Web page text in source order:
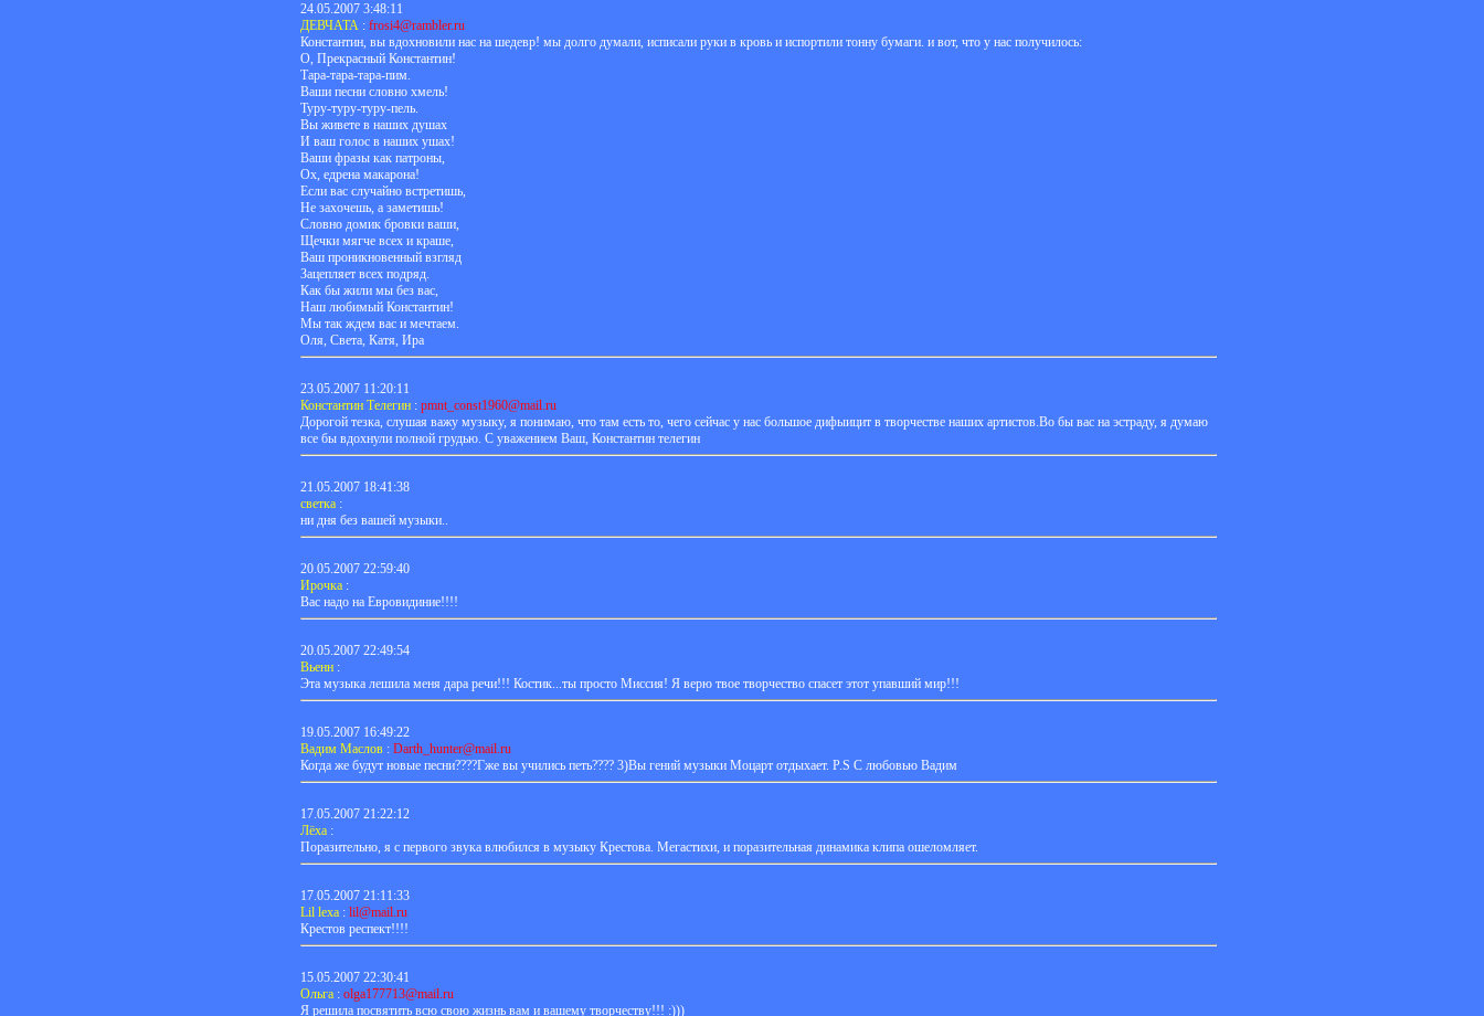
24.05.2007 3:48:11
ДЕВЧАТА : frosi4@rambler.ru
Константин, вы вдохновили нас на шедевр! мы долго думали, исписали руки в кровь и испортили тонну бумаги. и вот, что у нас получилось:
О, Прекрасный Константин!
Тара-тара-тара-пим.
Ваши песни словно хмель!
Туру-туру-туру-пель.
Вы живете в наших душах
И ваш голос в наших ушах!
Ваши фразы как патроны,
Ох, едрена макарона!
Если вас случайно встретишь,
Не захочешь, а заметишь!
Словно домик бровки ваши,
Щечки мягче всех и краше,
Ваш проникновенный взгляд
Зацепляет всех подряд.
Как бы жили мы без вас,
Наш любимый Константин!
Мы так ждем вас и мечтаем.
Оля, Света, Катя, Ира
23.05.2007 11:20:11
Константин Телегин : pmnt_const1960@mail.ru
Дорогой тезка, слушая важу музыку, я понимаю, что там есть то, чего сейчас у нас большое дифыицит в творчестве наших артистов.Во бы вас на эстраду, я думаю
все бы вдохнули полной грудью. С уважением Ваш, Константин телегин
21.05.2007 18:41:38
светка :
ни дня без вашей музыки..
20.05.2007 22:59:40
Ирочка :
Вас надо на Евровидиние!!!!
20.05.2007 22:49:54
Вьенн :
Эта музыка лешила меня дара речи!!! Костик...ты просто Миссия! Я верю твое творчество спасет этот упавший мир!!!
19.05.2007 16:49:22
Вадим Маслов : Darth_hunter@mail.ru
Когда же будут новые песни????Гже вы учились петь???? 3)Вы гений музыки Моцарт отдыхает. P.S С любовью Вадим
17.05.2007 21:22:12
Лёха :
Поразительно, я с первого звука влюбился в музыку Крестова. Мегастихи, и поразительная динамика клипа ошеломляет.
17.05.2007 21:11:33
Lil lexa : lil@mail.ru
Крестов респект!!!!
15.05.2007 22:30:41
Ольга : olga177713@mail.ru
Я решила посвятить всю свою жизнь вам и вашему творчеству!!! :)))